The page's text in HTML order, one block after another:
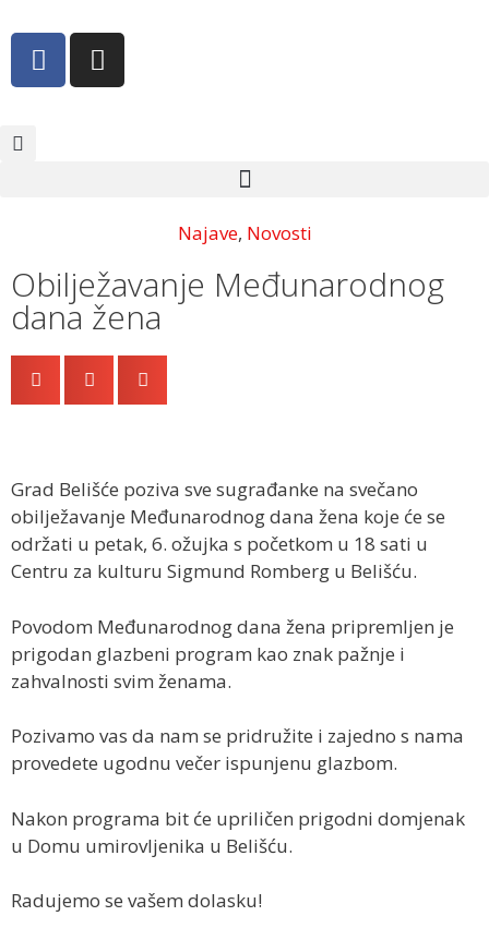
Najave, Novosti
Obilježavanje Međunarodnog
dana žena
Grad Belišće poziva sve sugrađanke na svečano
obilježavanje Međunarodnog dana žena koje će se
održati u petak, 6. ožujka s početkom u 18 sati u
Centru za kulturu Sigmund Romberg u Belišću.
Povodom Međunarodnog dana žena pripremljen je
prigodan glazbeni program kao znak pažnje i
zahvalnosti svim ženama.
Pozivamo vas da nam se pridružite i zajedno s nama
provedete ugodnu večer ispunjenu glazbom.
Nakon programa bit će upriličen prigodni domjenak
u Domu umirovljenika u Belišću.
Radujemo se vašem dolasku!